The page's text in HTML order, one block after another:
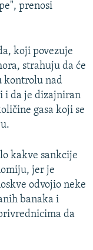
prenosi
koji povezuje
strahuju da će
kontrolu nad
i da je dizajniran
gasa koji se
kakve sankcije
jer je
odvojio neke
banaka i
da